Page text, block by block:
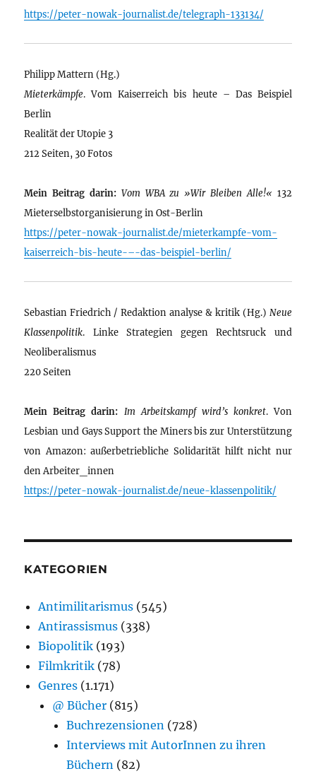
https://peter-nowak-journalist.de/telegraph-133134/
Philipp Mattern (Hg.)
Mieterkämpfe. Vom Kaiserreich bis heute – Das Beispiel
Berlin
Realität der Utopie 3
212 Seiten, 30 Fotos
Mein Beitrag darin: Vom WBA zu »Wir Bleiben Alle!« 132
Mieterselbstorganisierung in Ost-Berlin
https://peter-nowak-journalist.de/mieterkampfe-vom-
kaiserreich-bis-heute-–-das-beispiel-berlin/
Sebastian Friedrich / Redaktion analyse & kritik (Hg.) Neue
Klassenpolitik. Linke Strategien gegen Rechtsruck und
Neoliberalismus
220 Seiten
Mein Beitrag darin: Im Arbeitskampf wird’s konkret. Von
Lesbian und Gays Support the Miners bis zur Unterstützung
von Amazon: außerbetriebliche Solidarität hilft nicht nur
den Arbeiter_innen
https://peter-nowak-journalist.de/neue-klassenpolitik/
KATEGORIEN
Antimilitarismus (545)
Antirassismus (338)
Biopolitik (193)
Filmkritik (78)
Genres (1.171)
@ Bücher (815)
Buchrezensionen (728)
Interviews mit AutorInnen zu ihren
Büchern (82)